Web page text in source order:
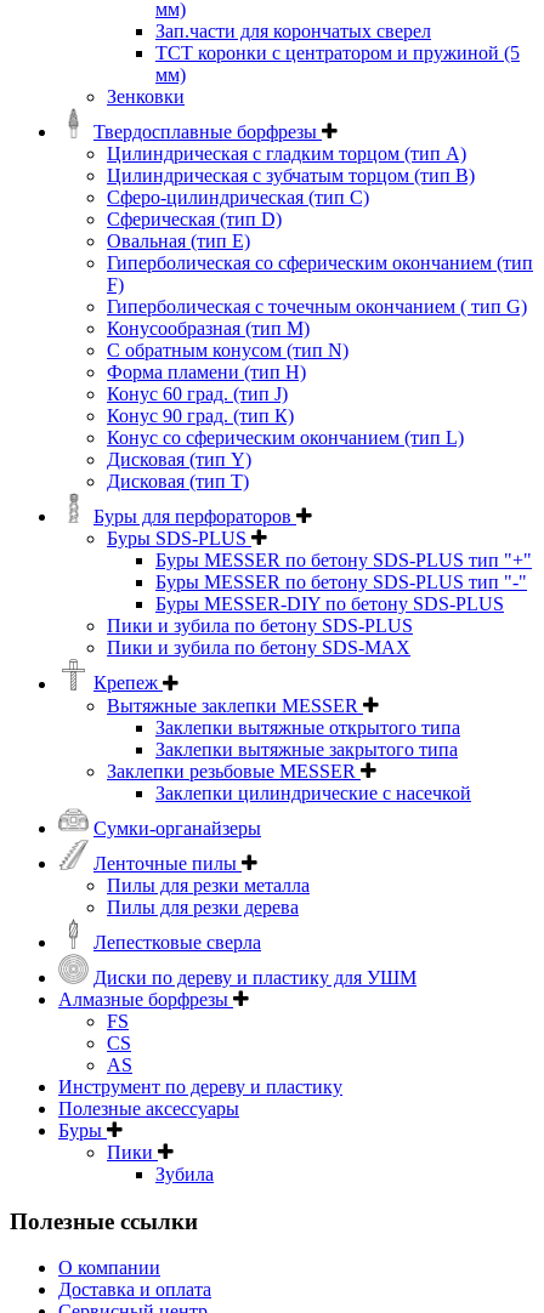
мм)
Зап.части для корончатых сверел
ТСТ коронки с центратором и пружиной (5
мм)
Зенковки
Твердосплавные борфрезы
Цилиндрическая с гладким торцом (тип А)
Цилиндрическая с зубчатым торцом (тип В)
Сферо-цилиндрическая (тип С)
Сферическая (тип D)
Овальная (тип Е)
Гиперболическая со сферическим окончанием (тип
F)
Гиперболическая с точечным окончанием ( тип G)
Конусообразная (тип М)
C обратным конусом (тип N)
Форма пламени (тип H)
Конус 60 град. (тип J)
Конус 90 град. (тип К)
Конус со сферическим окончанием (тип L)
Дисковая (тип Y)
Дисковая (тип Т)
Буры для перфораторов
Буры SDS-PLUS
Буры MESSER по бетону SDS-PLUS тип "+"
Буры MESSER по бетону SDS-PLUS тип "-"
Буры MESSER-DIY по бетону SDS-PLUS
Пики и зубила по бетону SDS-PLUS
Пики и зубила по бетону SDS-MAX
Крепеж
Вытяжные заклепки MESSER
Заклепки вытяжные открытого типа
Заклепки вытяжные закрытого типа
Заклепки резьбовые MESSER
Заклепки цилиндрические с насечкой
Сумки-органайзеры
Ленточные пилы
Пилы для резки металла
Пилы для резки дерева
Лепестковые сверла
Диски по дереву и пластику для УШМ
Алмазные борфрезы
FS
CS
AS
Инструмент по дереву и пластику
Полезные аксессуары
Буры
Пики
Зубила
Полезные ссылки
О компании
Доставка и оплата